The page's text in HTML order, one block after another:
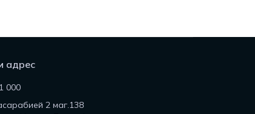
адрес
000
2 маг.138